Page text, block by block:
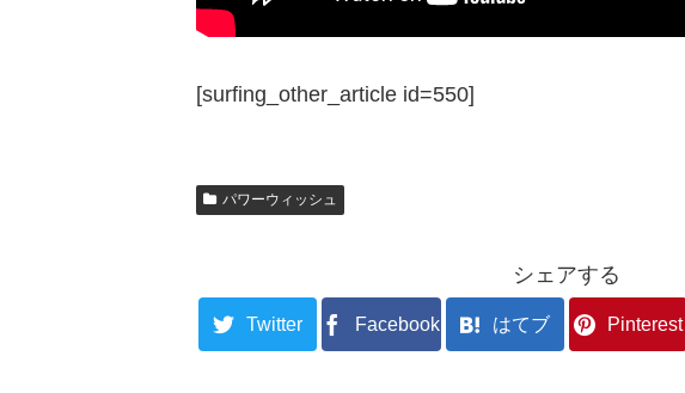
[surfing_other_article id=550]
パワーウィッシュ
シェアする
Twitter Facebook はてブ Pinterest